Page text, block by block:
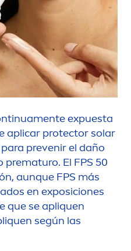
mente expuesta
aplicar protector solar
prevenir el daño
El FPS 50
aunque FPS más
en exposiciones
que se apliquen
según las